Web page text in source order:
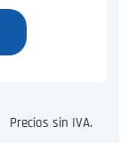
Precios sin IVA.